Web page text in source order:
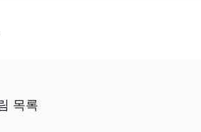
TRADE 웹 사이트에서 보너스를 강조 표시
을 요청하거나 문제를 해결할 수 있습니다.
요합니다 ABX TRADE 잠재적인 위험 요소
목록